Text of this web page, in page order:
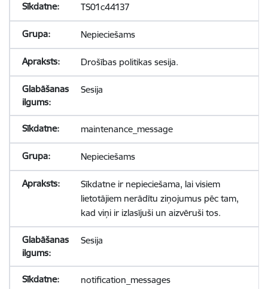
TS01c44137
Nepieciešams
Drošības politikas sesija.
Sesija
maintenance_message
Nepieciešams
Sīkdatne ir nepieciešama, lai visiem
lietotājiem nerādītu ziņojumus pēc tam,
kad viņi ir izlasījuši un aizvēruši tos.
Sesija
notification_messages